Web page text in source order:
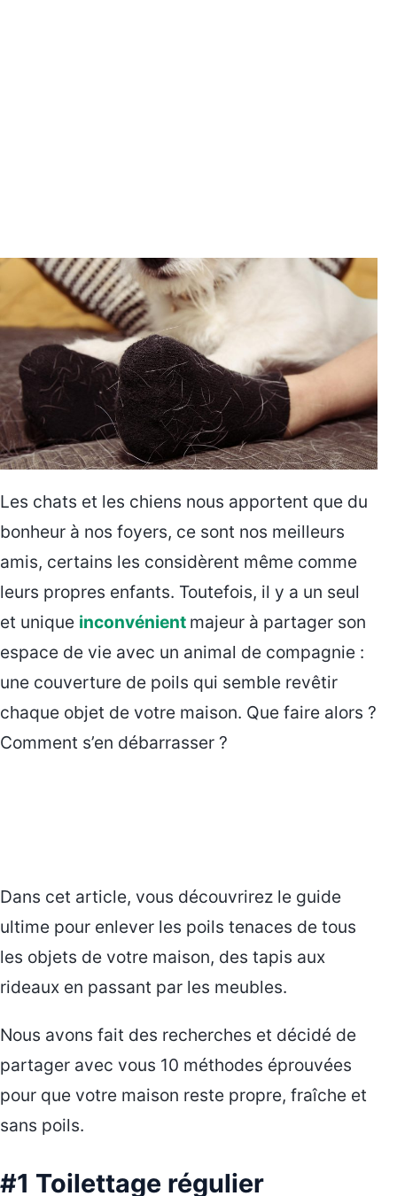
Les chats et les chiens nous apportent que du
bonheur à nos foyers, ce sont nos meilleurs
amis, certains les considèrent même comme
leurs propres enfants. Toutefois, il y a un seul
et unique inconvénient majeur à partager son
espace de vie avec un animal de compagnie :
une couverture de poils qui semble revêtir
chaque objet de votre maison. Que faire alors ?
Comment s’en débarrasser ?
Dans cet article, vous découvrirez le guide
ultime pour enlever les poils tenaces de tous
les objets de votre maison, des tapis aux
rideaux en passant par les meubles.
Nous avons fait des recherches et décidé de
partager avec vous 10 méthodes éprouvées
pour que votre maison reste propre, fraîche et
sans poils.
#1 Toilettage régulier